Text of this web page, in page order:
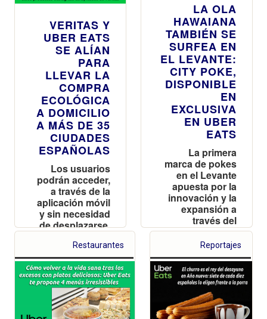
VERITAS Y
UBER EATS
SE ALÍAN
PARA
LLEVAR LA
COMPRA
ECOLÓGICA
A DOMICILIO
A MÁS DE 35
CIUDADES
ESPAÑOLAS
Los usuarios
podrán acceder,
a través de la
aplicación móvil
y sin necesidad
de desplazarse,
productos
ecológicos
certificados de
Veritas
LA OLA
HAWAIANA
TAMBIÉN SE
SURFEA EN
EL LEVANTE:
CITY POKE,
DISPONIBLE
EN
EXCLUSIVA
EN UBER
EATS
La primera
marca de pokes
en el Levante
apuesta por la
innovación y la
expansión a
través del
delivery
Restaurantes Reportajes